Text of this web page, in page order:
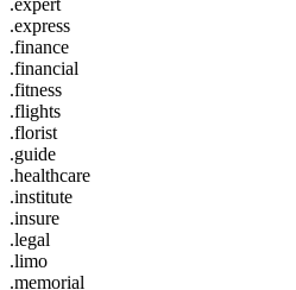
.express
.finance
.financial
.fitness
.flights
.florist
.guide
.healthcare
.institute
.insure
.legal
.limo
.memorial